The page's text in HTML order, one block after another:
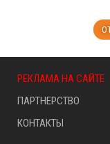
РЕКЛАМА НА САЙТЕ
ПАРТНЕРСТВО
КОНТАКТЫ